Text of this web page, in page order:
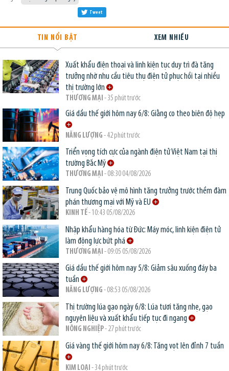
Tweet
TIN NỔI BẬT XEM NHIỀU
Xuất khẩu điện thoại và linh kiện tục duy trì đà tăng
trưởng nhờ nhu cầu tiêu thụ điện tử phục hồi tại nhiều
thị trường lớn
THƯƠNG MẠI - 35 phút trước
Giá dầu thế giới hôm nay 6/8: Giằng co theo biên độ hẹp
NĂNG LƯỢNG - 42 phút trước
Triển vọng tích cực của ngành điện tử Việt Nam tại thị
trường Bắc Mỹ
THƯƠNG MẠI - 08:30 04/08/2026
Trung Quốc bảo vệ mô hình tăng trưởng trước thềm đàm
phán thương mại với Mỹ và EU
KINH TẾ- 10:43 05/08/2026
Nhập khẩu hàng hóa từ Đức: Máy móc, linh kiện điện tử
làm động lực bứt phá
THƯƠNG MẠI - 09:05 05/08/2026
Giá dầu thế giới hôm nay 5/8: Giảm sâu xuống đáy ba
tuần
NĂNG LƯỢNG - 08:53 05/08/2026
Thị trường lúa gạo ngày 6/8: Lúa tươi tăng nhẹ, gạo
nguyên liệu và xuất khẩu tiếp tục đi ngang
NÔNG NGHIỆP- 27 phút trước
Giá vàng thế giới hôm nay 6/8: Tăng vọt lên đỉnh 7 tuần
KIM LOẠI - 34 phút trước